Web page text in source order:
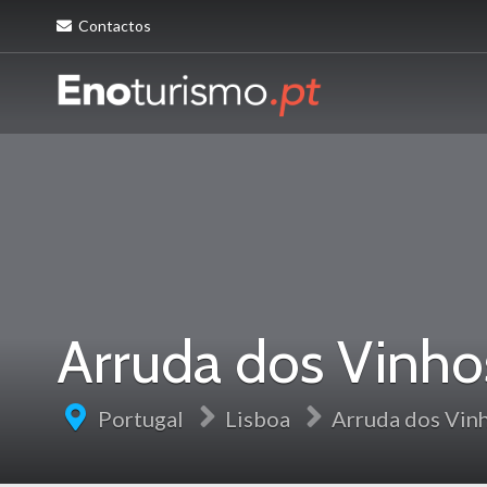
Contactos
Arruda dos
Portugal Lisboa Arruda dos